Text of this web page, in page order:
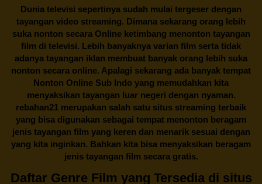
Dunia televisi sepertinya sudah mulai tergeser dengan
tayangan video streaming. Dimana sekarang orang lebih
suka nonton secara Online ketimbang menonton tayangan
film di televisi. Lebih banyaknya varian film serta tidak
adanya tayangan iklan membuat banyak orang lebih suka
nonton secara online. Apalagi sekarang ada banyak tempat
Nonton Online Sub Indo yang memudahkan kita
menyaksikan tayangan luar negeri dengan nyaman.
rebahan21 merupakan salah satu situs streaming terbaik
yang bisa digunakan sebagai tempat menonton beragam
jenis tayangan film yang keren dan menarik sesuai dengan
yang kita inginkan. Bahkan kita bisa menyaksikan beragam
jenis tayangan film secara gratis.
Daftar Genre Film yang Tersedia di situs